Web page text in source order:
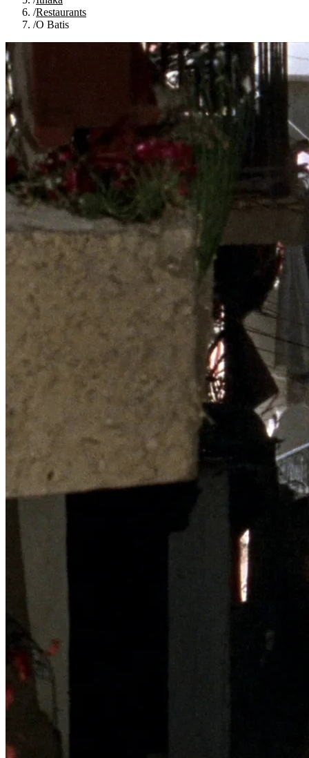
/Restaurants
/O Batis